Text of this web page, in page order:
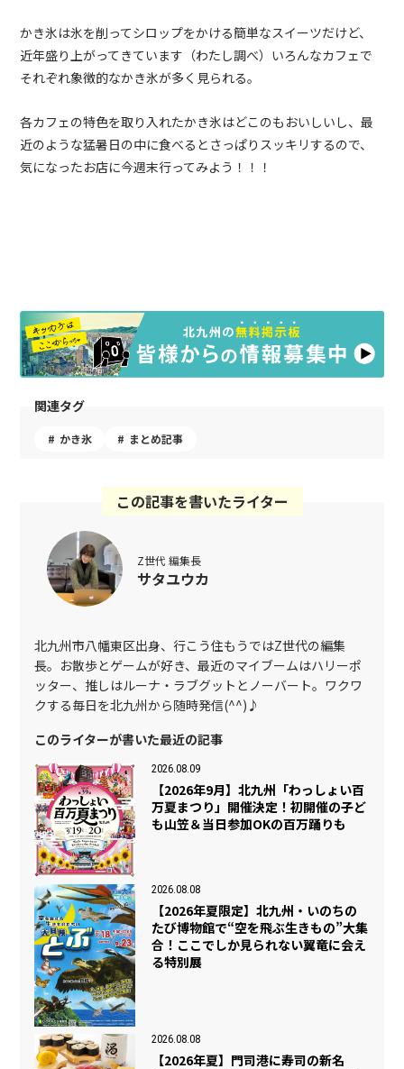
かき氷は氷を削ってシロップをかける簡単なスイーツだけど、
近年盛り上がってきています（わたし調べ）いろんなカフェで
それぞれ象徴的なかき氷が多く見られる。
各カフェの特色を取り入れたかき氷はどこのもおいしいし、最
近のような猛暑日の中に食べるとさっぱりスッキリするので、
気になったお店に今週末行ってみよう！！！
関連タグ
かき氷 まとめ記事
この記事を書いたライター
Z世代 編集長
サタユウカ
北九州市八幡東区出身、行こう住もうではZ世代の編集
長。お散歩とゲームが好き、最近のマイブームはハリーポ
ッター、推しはルーナ・ラブグットとノーバート。ワクワ
クする毎日を北九州から随時発信(^^)♪
このライターが書いた最近の記事
2026.08.09
【2026年9月】北九州「わっしょい百
万夏まつり」開催決定！初開催の子ど
も山笠＆当日参加OKの百万踊りも
2026.08.08
【2026年夏限定】北九州・いのちの
たび博物館で“空を飛ぶ生きもの”大集
合！ここでしか見られない翼竜に会え
る特別展
2026.08.08
【2026年夏】門司港に寿司の新名